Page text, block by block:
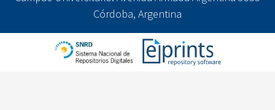
Córdoba, Argentina